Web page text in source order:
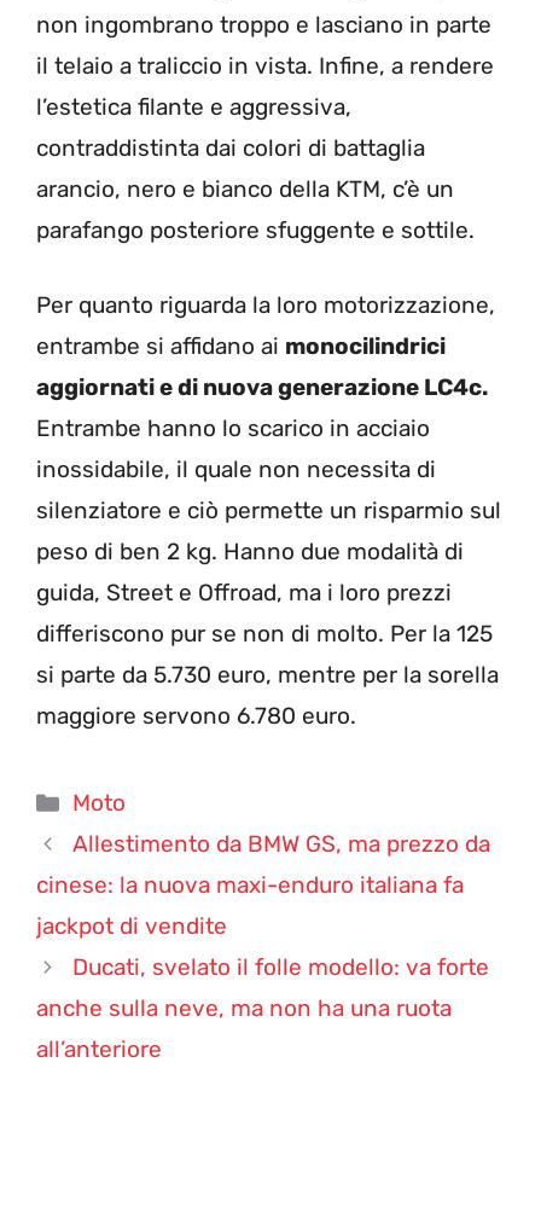
non ingombrano troppo e lasciano in parte
il telaio a traliccio in vista. Infine, a rendere
l’estetica filante e aggressiva,
contraddistinta dai colori di battaglia
arancio, nero e bianco della KTM, c’è un
parafango posteriore sfuggente e sottile.
Per quanto riguarda la loro motorizzazione,
entrambe si affidano ai monocilindrici
aggiornati e di nuova generazione LC4c.
Entrambe hanno lo scarico in acciaio
inossidabile, il quale non necessita di
silenziatore e ciò permette un risparmio sul
peso di ben 2 kg. Hanno due modalità di
guida, Street e Offroad, ma i loro prezzi
differiscono pur se non di molto. Per la 125
si parte da 5.730 euro, mentre per la sorella
maggiore servono 6.780 euro.
Categorie
Moto
Allestimento da BMW GS, ma prezzo da
cinese: la nuova maxi-enduro italiana fa
jackpot di vendite
Ducati, svelato il folle modello: va forte
anche sulla neve, ma non ha una ruota
all’anteriore